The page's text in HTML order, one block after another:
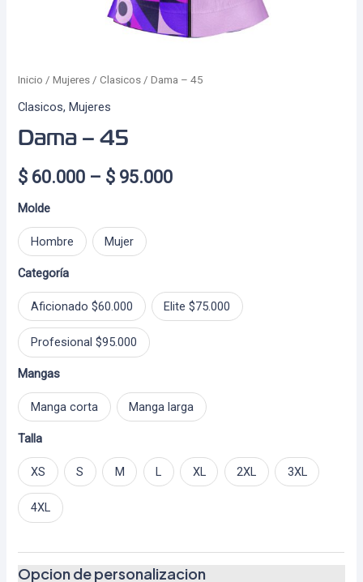
Inicio /Mujeres /Clasicos / Dama – 45
Clasicos,Mujeres
Dama – 45
$ 60.000 – $ 95.000Price
$ 95.000
Molde
Hombre Mujer
Categoría
Aficionado $60.000 Elite $75.000
Profesional $95.000
Mangas
Manga corta Manga larga
Talla
XS S M L XL 2XL 3XL
4XL
Opcion de personalizacion